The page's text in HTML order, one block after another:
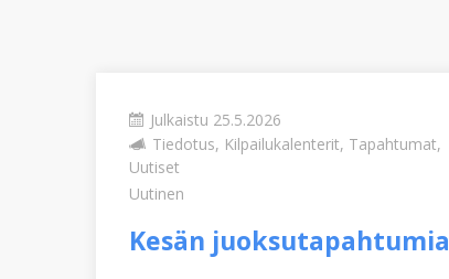
Julkaistu 25.5.2026
Tiedotus, Kilpailukalenterit, Tapahtumat,
Uutiset
Uutinen
Kesän juoksutapahtumia